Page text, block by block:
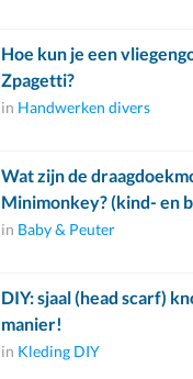
Hoe kun je een
Zpagetti?
in Handwerken divers
Wat zijn de
Minimonkey? (kind- en
in Baby & Peuter
DIY: sjaal (head scarf)
manier!
in Kleding DIY